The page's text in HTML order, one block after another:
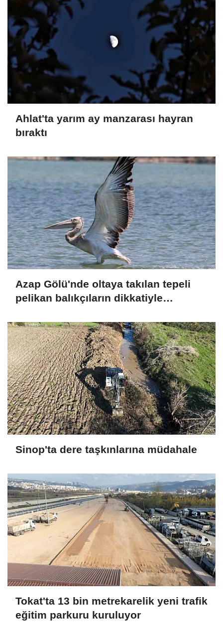
Ahlat'ta yarım ay manzarası hayran
bıraktı
Azap Gölü'nde oltaya takılan tepeli
pelikan balıkçıların dikkatiyle
Sinop'ta dere taşkınlarına müdahale
Tokat'ta 13 bin metrekarelik yeni trafik
eğitim parkuru kuruluyor